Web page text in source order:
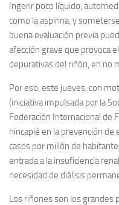
Ingerir poco líquido,
como la aspirina, y
buena evaluación previa
afección grave que provoca
depurativas del riñón, en no
Por eso, este jueves, con
(iniciativa impulsada por la
Federación Internacional de
hincapié en la prevención
casos por millón de
entrada a la insuficiencia
necesidad de diálisis
Los riñones son los grandes